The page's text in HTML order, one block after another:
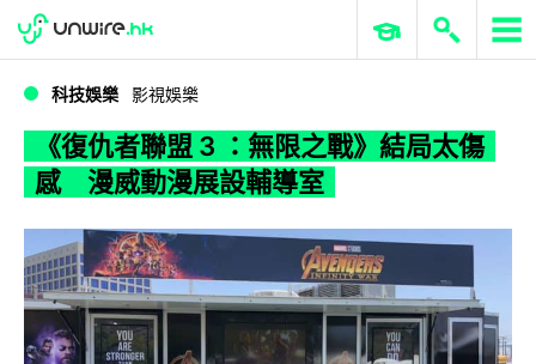
WWDC 2026 ERP 與商業 AI
科技娛樂 影視娛樂
《復仇者聯盟 3 ：無限之戰》結局太傷
感 漫威動漫展設輔導室